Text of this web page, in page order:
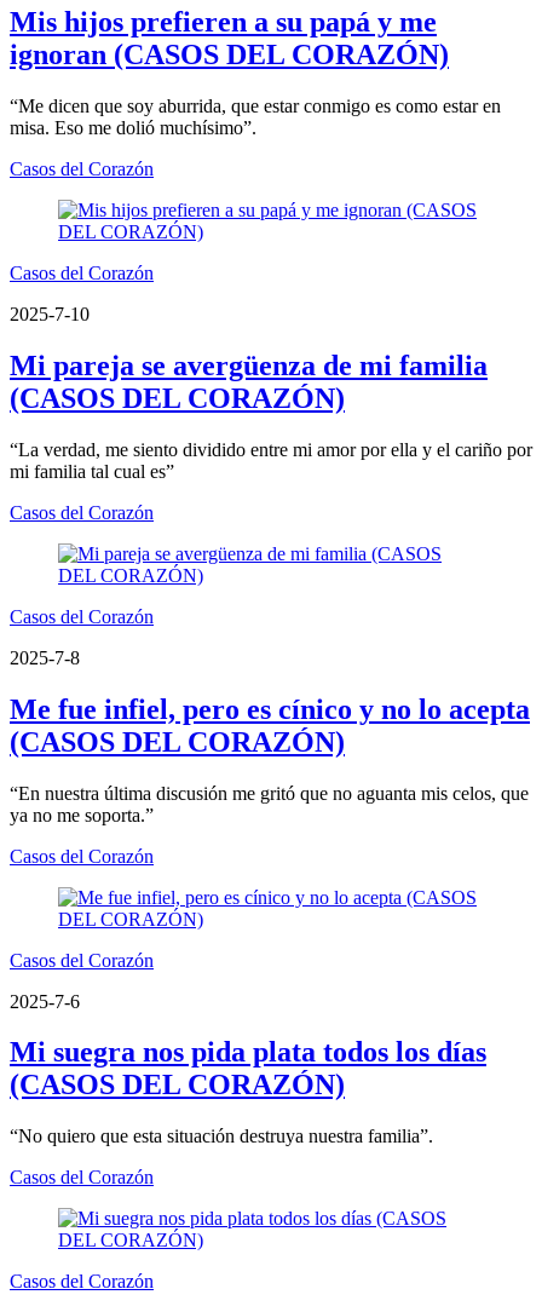
Mis hijos prefieren a su papá y me
ignoran (CASOS DEL CORAZÓN)
“Me dicen que soy aburrida, que estar conmigo es como estar en
misa. Eso me dolió muchísimo”.
Casos del Corazón
Casos del Corazón
2025-7-10
Mi pareja se avergüenza de mi familia
(CASOS DEL CORAZÓN)
“La verdad, me siento dividido entre mi amor por ella y el cariño por
mi familia tal cual es”
Casos del Corazón
Casos del Corazón
2025-7-8
Me fue infiel, pero es cínico y no lo acepta
(CASOS DEL CORAZÓN)
“En nuestra última discusión me gritó que no aguanta mis celos, que
ya no me soporta.”
Casos del Corazón
Casos del Corazón
2025-7-6
Mi suegra nos pida plata todos los días
(CASOS DEL CORAZÓN)
“No quiero que esta situación destruya nuestra familia”.
Casos del Corazón
Casos del Corazón